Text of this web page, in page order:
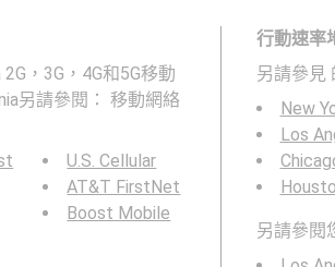
，3G，4G和5G移動
另請參閱： 移動網絡
U.S. Cellular
AT&T FirstNet
Boost Mobile
行動速率
另請參見
New
Los
另請參閱